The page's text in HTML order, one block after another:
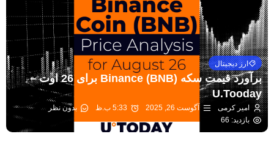
ارز دیجیتال
برآورد قیمت سکه Binance (BNB) برای 26 اوت –
U.Tooday
امیر کرمی آگوست 26, 2025 5:33 ب.ظ
بدون نظر
بازدید: 66